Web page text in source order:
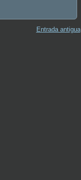
Entrada antigua